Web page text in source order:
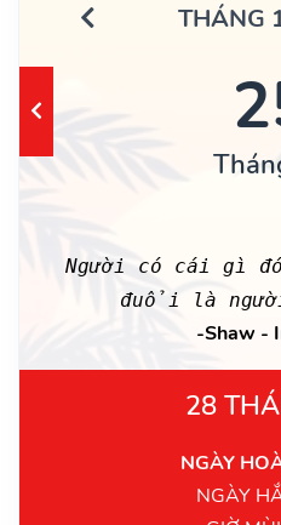
THÁNG
Người có cái gì
đuổi là
-Shaw -
28
NGÀY
NGÀY